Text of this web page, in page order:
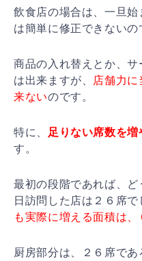
飲食店の場合は、一旦
は簡単に修正できないの
商品の入れ替えとか、
は出来ますが、 店舗力に
来ないのです。
特に、 足りない席数を
す。
最初の段階であれば、
日訪問した店は２６席
も実際に増える面積は、
厨房部分は、２６席で